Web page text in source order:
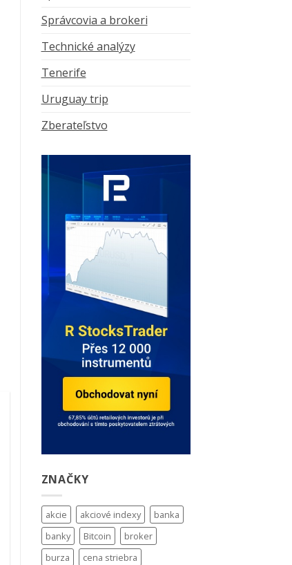
Správcovia a brokeri
Technické analýzy
Tenerife
Uruguay trip
Zberateľstvo
ZNAČKY
akcie akciové indexy
banka
banky
Bitcoin
broker
burza
cena striebra